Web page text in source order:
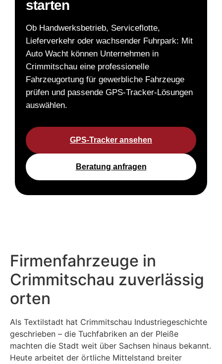
starten
Ob Handwerksbetrieb, Serviceflotte,
Lieferverkehr oder wachsender Fuhrpark: Mit
Auto Wacht können Unternehmen in
Crimmitschau eine professionelle
Fahrzeugortung für gewerbliche Fahrzeuge
prüfen und passende GPS-Tracker-Lösungen
auswählen.
GPS-Tracker ansehen
Beratung anfragen
Firmenfahrzeuge in
Crimmitschau zuverlässig
orten
Als Textilstadt hat Crimmitschau Industriegeschichte
geschrieben – die Tuchfabriken an der Pleiße
machten die Stadt weit über Sachsen hinaus bekannt.
Heute arbeitet der örtliche Mittelstand breiter